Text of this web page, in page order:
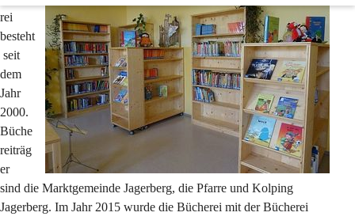
rei
besteht
seit
dem
Jahr
2000.
Büche
reiträg
er
sind die Marktgemeinde Jagerberg, die Pfarre und Kolping
Jagerberg. Im Jahr 2015 wurde die Bücherei mit der Bücherei